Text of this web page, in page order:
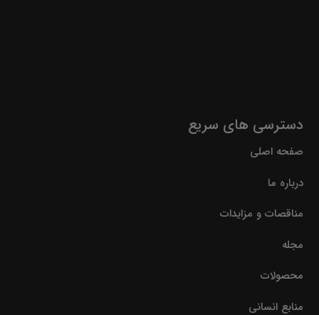
دسترسی های سریع
صفحه اصلی
درباره ما
مناقصات و مزایدات
مجله
محصولات
منابع انسانی